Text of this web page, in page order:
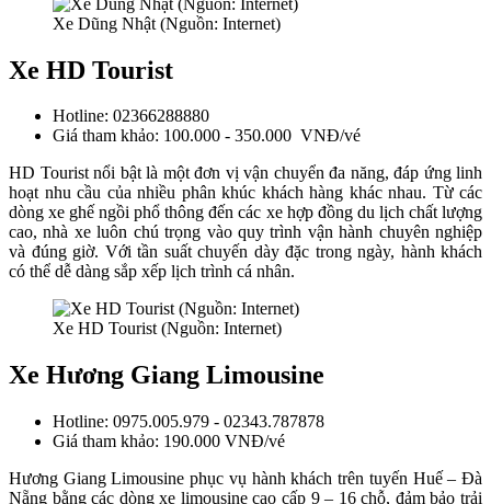
Xe Dũng Nhật (Nguồn: Internet)
Xe HD Tourist
Hotline: 02366288880
Giá tham khảo: 100.000 - 350.000 VNĐ/vé
HD Tourist nổi bật là một đơn vị vận chuyển đa năng, đáp ứng linh
hoạt nhu cầu của nhiều phân khúc khách hàng khác nhau. Từ các
dòng xe ghế ngồi phổ thông đến các xe hợp đồng du lịch chất lượng
cao, nhà xe luôn chú trọng vào quy trình vận hành chuyên nghiệp
và đúng giờ. Với tần suất chuyến dày đặc trong ngày, hành khách
có thể dễ dàng sắp xếp lịch trình cá nhân.
Xe HD Tourist (Nguồn: Internet)
Xe Hương Giang Limousine
Hotline: 0975.005.979 - 02343.787878
Giá tham khảo: 190.000 VNĐ/vé
Hương Giang Limousine phục vụ hành khách trên tuyến Huế – Đà
Nẵng bằng các dòng xe limousine cao cấp 9 – 16 chỗ, đảm bảo trải